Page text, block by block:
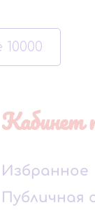
Кабинет
Избранное
Публичная